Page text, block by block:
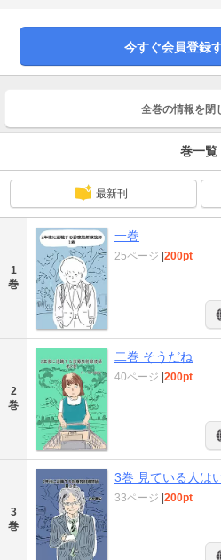
今すぐ会員登録
全巻の情報を 閉
巻一覧
最新刊
1
巻
一巻
25ページ 200pt
2
巻
二巻 そうだね
40ページ 200pt
3
巻
3巻 見ている人は
33ページ 200pt